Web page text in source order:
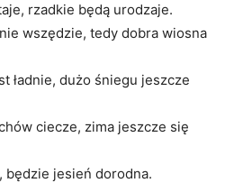
rzadkie będą urodzaje.
wszędzie, tedy dobra wiosna
ładnie, dużo śniegu jeszcze
ciecze, zima jeszcze się
będzie jesień dorodna.